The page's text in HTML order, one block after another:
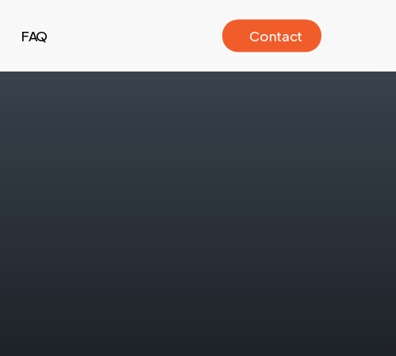
FAQ Contact